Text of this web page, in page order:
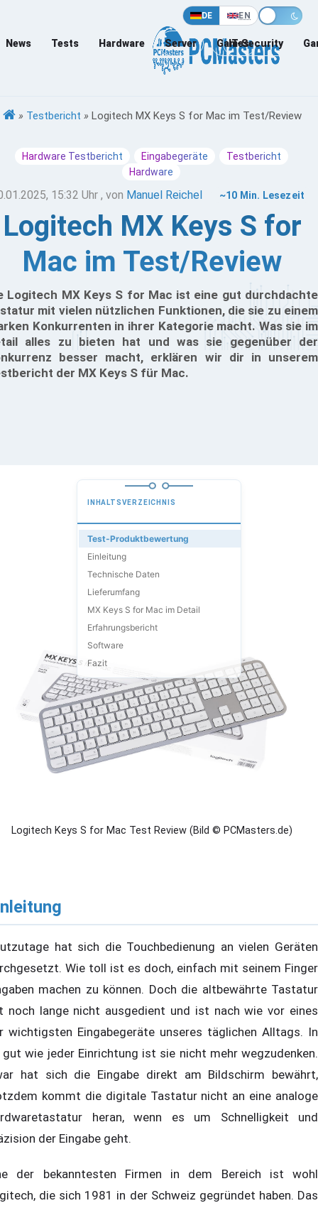
DE EN
News Tests Hardware Server Games
IT-Security
» Testbericht » Logitech MX Keys S for Mac im Test/Review
Hardware Testbericht Eingabegeräte
Testbericht
Hardware
15:32 Uhr , von Manuel Reichel ~10 Min. Lesezeit
Logitech MX Keys S for
Mac im Test/Review
Logitech MX Keys S for Mac ist eine gut durchdachte
mit vielen nützlichen Funktionen, die sie zu einem
Konkurrenten in ihrer Kategorie macht. Was sie im
alles zu bieten hat und was sie gegenüber der
besser macht, erklären wir dir in unserem
der MX Keys S für Mac.
INHALTSVERZEICHNIS
Test-Produktbewertung
Einleitung
Technische Daten
Lieferumfang
MX Keys S for Mac im Detail
Erfahrungsbericht
Software
Fazit
Logitech Keys S for Mac Test Review (Bild © PCMasters.de)
hat sich die Touchbedienung an vielen Geräten
Wie toll ist es doch, einfach mit seinem Finger
machen zu können. Doch die altbewährte Tastatur
noch lange nicht ausgedient und ist nach wie vor eines
wichtigsten Eingabegeräte unseres täglichen Alltags. In
wie jeder Einrichtung ist sie nicht mehr wegzudenken.
hat sich die Eingabe direkt am Bildschirm bewährt,
kommt die digitale Tastatur nicht an eine analoge
heran, wenn es um Schnelligkeit und
der Eingabe geht.
der bekanntesten Firmen in dem Bereich ist wohl
die sich 1981 in der Schweiz gegründet haben. Das